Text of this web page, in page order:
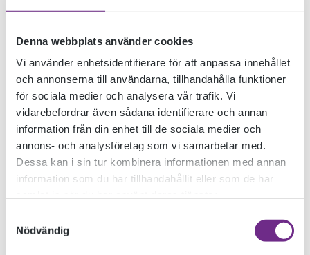
Denna webbplats använder cookies
Vi använder enhetsidentifierare för att anpassa innehållet
och annonserna till användarna, tillhandahålla funktioner
för sociala medier och analysera vår trafik. Vi
vidarebefordrar även sådana identifierare och annan
information från din enhet till de sociala medier och
annons- och analysföretag som vi samarbetar med.
Dessa kan i sin tur kombinera informationen med annan
information som du har tillhandahållit eller som de har
Nödvändig